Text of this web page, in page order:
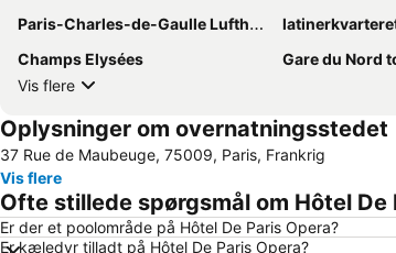
Paris-Charles-de-Gaulle Lufthavn
Champs Elysées
Gare du Nord
Vis flere
Oplysninger om overnatningsstedet
37 Rue de Maubeuge, 75009, Paris, Frankrig
Vis flere
Ofte stillede spørgsmål om Hôtel De
Er der et poolområde på Hôtel De Paris Opera?
Er kæledyr tilladt på Hôtel De Paris Opera?